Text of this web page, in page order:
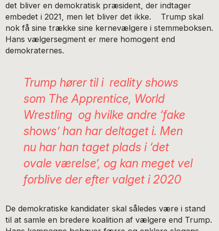
det bliver en demokratisk præsident, der indtager
embedet i 2021, men let bliver det ikke. Trump skal
nok få sine trække sine kernevælgere i stemmeboksen.
Hans vælgersegment er mere homogent end
demokraternes.
Trump hører til i reality shows
som The Apprentice, World
Wrestling og hvilke andre ‘fake
shows’ han har deltaget i. Men
nu har han taget plads i ‘det
ovale værelse’, og kan meget vel
forblive der efter valget i 2020
De demokratiske kandidater skal således være i stand
til at samle en bredere koalition af vælgere end Trump.